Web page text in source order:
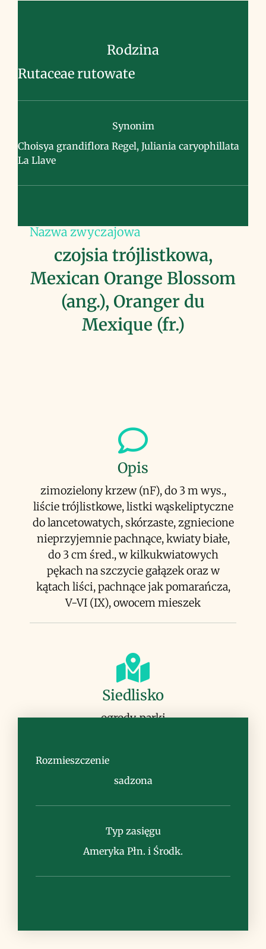
Rodzina
Rutaceae rutowate
Synonim
Choisya grandiflora Regel, Juliania caryophillata
La Llave
Nazwa zwyczajowa
czojsia trójlistkowa,
Mexican Orange Blossom
(ang.), Oranger du
Mexique (fr.)
Opis
zimozielony krzew (nF), do 3 m wys.,
liście trójlistkowe, listki wąskeliptyczne
do lancetowatych, skórzaste, zgniecione
nieprzyjemnie pachnące, kwiaty białe,
do 3 cm śred., w kilkukwiatowych
pękach na szczycie gałązek oraz w
kątach liści, pachnące jak pomarańcza,
V-VI (IX), owocem mieszek
Siedlisko
ogrody, parki
Uwagi
krzew ozdobny, sadzony w cieplejszych
regionach Europy
Rozmieszczenie
sadzona
Typ zasięgu
Ameryka Płn. i Środk.